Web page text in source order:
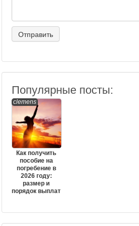
Популярные посты:
clemens
Как получить
пособие на
погребение в
2026 году:
размер и
порядок выплат